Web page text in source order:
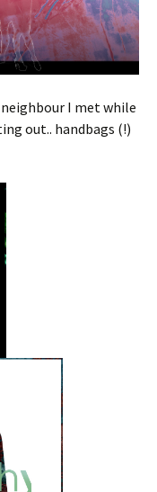
neighbour I met while
out.. handbags (!)